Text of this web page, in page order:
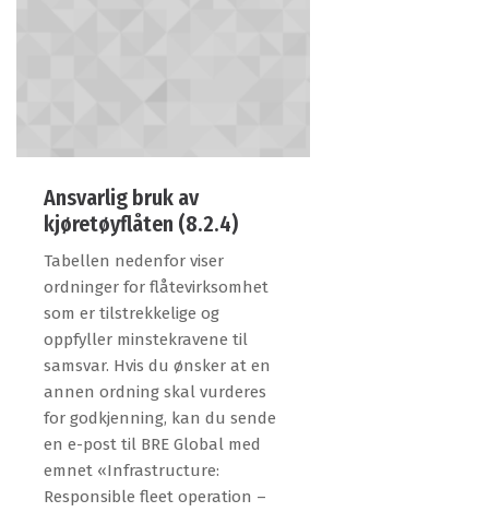
Ansvarlig bruk av
kjøretøyflåten (8.2.4)
Tabellen nedenfor viser
ordninger for flåtevirksomhet
som er tilstrekkelige og
oppfyller minstekravene til
samsvar. Hvis du ønsker at en
annen ordning skal vurderes
for godkjenning, kan du sende
en e-post til BRE Global med
emnet «Infrastructure:
Responsible fleet operation –